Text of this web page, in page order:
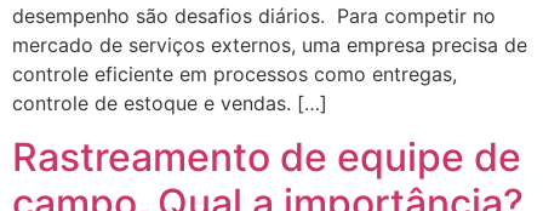
desempenho são desafios diários. Para competir no
mercado de serviços externos, uma empresa precisa de
controle eficiente em processos como entregas,
controle de estoque e vendas. […]
Rastreamento de equipe de